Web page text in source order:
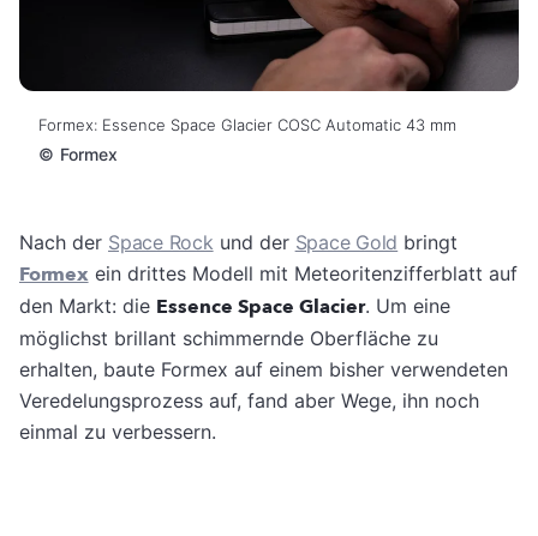
Formex: Essence Space Glacier COSC Automatic 43 mm
© Formex
Nach der Space Rock und der Space Gold bringt
Formex ein drittes Modell mit Meteoritenzifferblatt auf
den Markt: die Essence Space Glacier. Um eine
möglichst brillant schimmernde Oberfläche zu
erhalten, baute Formex auf einem bisher verwendeten
Veredelungsprozess auf, fand aber Wege, ihn noch
einmal zu verbessern.